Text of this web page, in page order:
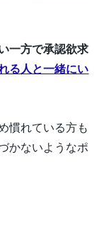
一方で承認欲求
る人と一緒にい
慣れている方も
かないようなポ